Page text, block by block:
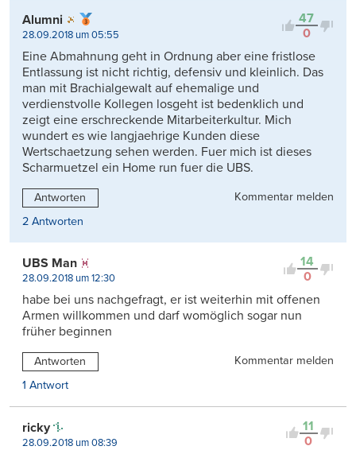
47
0
Alumni
28.09.2018 um 05:55
Eine Abmahnung geht in Ordnung aber eine fristlose
Entlassung ist nicht richtig, defensiv und kleinlich. Das
man mit Brachialgewalt auf ehemalige und
verdienstvolle Kollegen losgeht ist bedenklich und
zeigt eine erschreckende Mitarbeiterkultur. Mich
wundert es wie langjaehrige Kunden diese
Wertschaetzung sehen werden. Fuer mich ist dieses
Scharmuetzel ein Home run fuer die UBS.
Antworten
Kommentar melden
2 Antworten
14
0
UBS Man
28.09.2018 um 12:30
habe bei uns nachgefragt, er ist weiterhin mit offenen
Armen willkommen und darf womöglich sogar nun
früher beginnen
Antworten
Kommentar melden
1 Antwort
11
0
ricky
28.09.2018 um 08:39